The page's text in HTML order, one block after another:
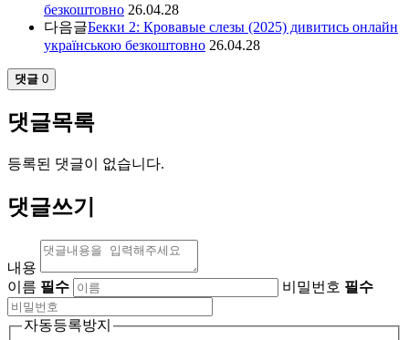
безкоштовно 26.04.28
다음글Бекки 2: Кровавые слезы (2025) дивитись онлайн
українською безкоштовно 26.04.28
댓글 0
댓글목록
등록된 댓글이 없습니다.
댓글쓰기
내용
이름 필수 비밀번호 필수
자동등록방지